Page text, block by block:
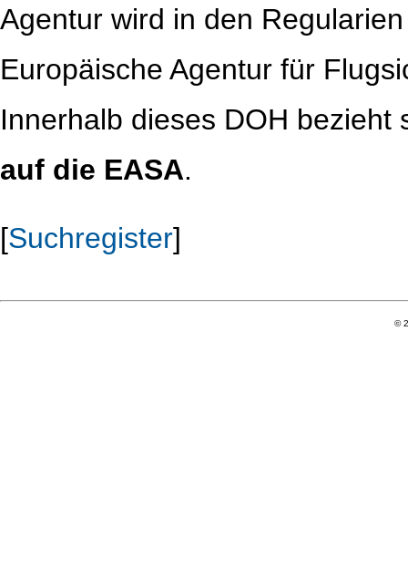
Agentur wird in den
Europäische Agentur für
Innerhalb dieses DOH
auf die EASA.
[Suchregister]
©